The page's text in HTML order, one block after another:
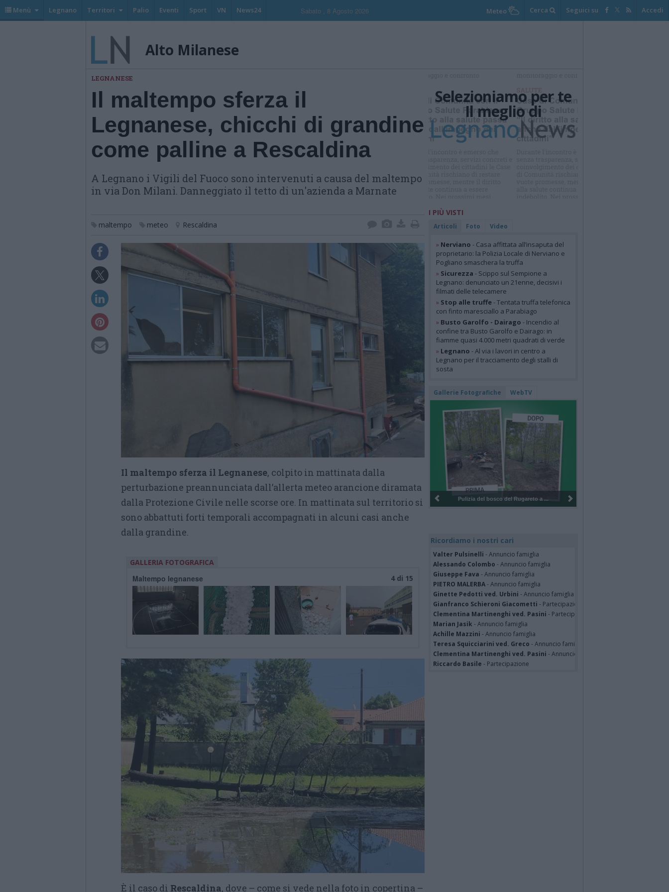
Menù Legnano Territori Palio Eventi Sport VN News24 Sabato , 8 Agosto 2026 Meteo Cerca Seguici su Accedi
Alto Milanese
LEGNANESE
Il maltempo sferza il
Legnanese, chicchi di grandine
come palline a Rescaldina
A Legnano i Vigili del Fuoco sono intervenuti a causa del maltempo
in via Don Milani. Danneggiato il tetto di un'azienda a Marnate
maltempo meteo Rescaldina
Il maltempo sferza il Legnanese, colpito in mattinata dalla
perturbazione preannunciata dall’allerta meteo arancione diramata
dalla Protezione Civile nelle scorse ore. In mattinata sul territorio si
sono abbattuti forti temporali accompagnati in alcuni casi anche
dalla grandine.
GALLERIA FOTOGRAFICA
Maltempo legnanese 4 di 15
È il caso di Rescaldina, dove – come si vede nella foto in copertina –
Selezioniamo per te
Il meglio di
I PIÙ VISTI
Articoli Foto Video
» Nerviano - Casa affittata all’insaputa del
proprietario: la Polizia Locale di Nerviano e
Pogliano smaschera la truffa
» Sicurezza - Scippo sul Sempione a
Legnano: denunciato un 21enne, decisivi i
filmati delle telecamere
» Stop alle truffe- Tentata truffa telefonica
con finto maresciallo a Parabiago
» Busto Garolfo - Dairago - Incendio al
confine tra Busto Garolfo e Dairago: in
fiamme quasi 4.000 metri quadrati di verde
» Legnano - Al via i lavori in centro a
Legnano per il tracciamento degli stalli di
sosta
Gallerie Fotografiche WebTV
Pulizia del bosco del Rugareto a ...
Ricordiamo i nostri cari
Valter Pulsinelli - Annuncio famiglia
Alessando Colombo - Annuncio famiglia
Giuseppe Fava - Annuncio famiglia
PIETRO MALERBA- Annuncio famiglia
Ginette Pedotti ved. Urbini - Annuncio famiglia
Gianfranco Schieroni Giacometti - Partecipazione
Clementina Martinenghi ved. Pasini - Partecipazione
Marian Jasik - Annuncio famiglia
Achille Mazzini - Annuncio famiglia
Teresa Squicciarini ved. Greco - Annuncio famiglia
Clementina Martinenghi ved. Pasini - Annuncio famiglia
Riccardo Basile - Partecipazione